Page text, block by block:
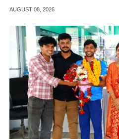
AUGUST 08, 2026